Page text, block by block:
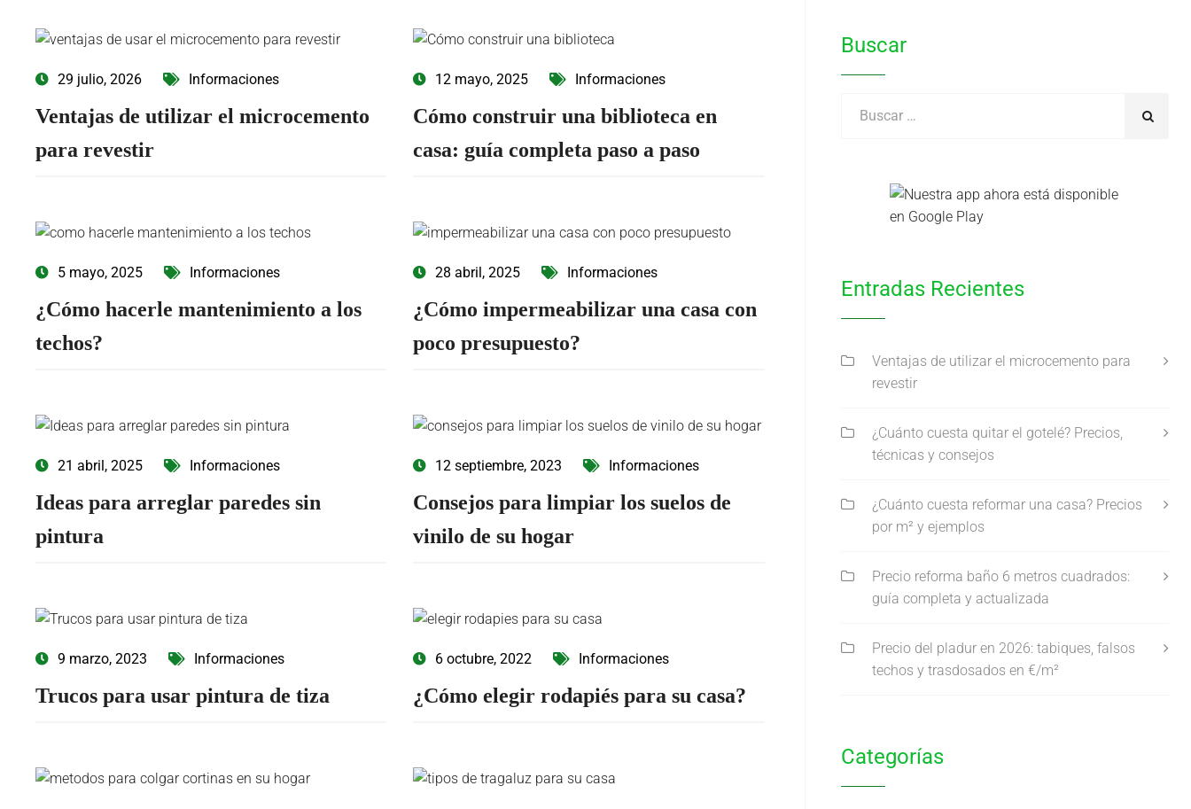
29 julio, 2026 Informaciones
Ventajas de utilizar el microcemento
para revestir
12 mayo, 2025 Informaciones
Cómo construir una biblioteca en
casa: guía completa paso a paso
5 mayo, 2025 Informaciones
¿Cómo hacerle mantenimiento a los
techos?
28 abril, 2025 Informaciones
¿Cómo impermeabilizar una casa con
poco presupuesto?
21 abril, 2025 Informaciones
Ideas para arreglar paredes sin
pintura
12 septiembre, 2023 Informaciones
Consejos para limpiar los suelos de
vinilo de su hogar
9 marzo, 2023 Informaciones
Trucos para usar pintura de tiza
6 octubre, 2022 Informaciones
¿Cómo elegir rodapiés para su casa?
Buscar
Entradas Recientes
Ventajas de utilizar el microcemento para
revestir
¿Cuánto cuesta quitar el gotelé? Precios,
técnicas y consejos
¿Cuánto cuesta reformar una casa? Precios
por m² y ejemplos
Precio reforma baño 6 metros cuadrados:
guía completa y actualizada
Precio del pladur en 2026: tabiques, falsos
techos y trasdosados en €/m²
Categorías